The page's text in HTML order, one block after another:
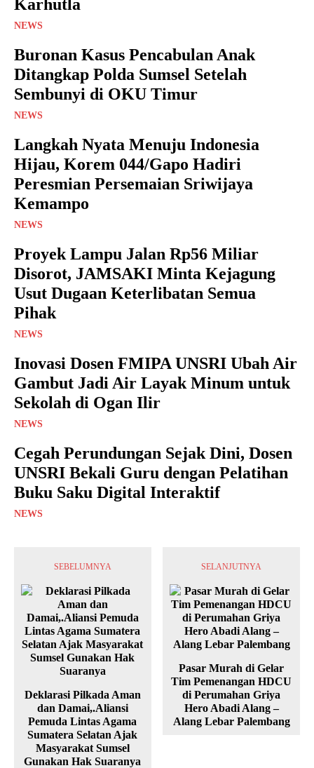
Karhutla
NEWS
Buronan Kasus Pencabulan Anak
Ditangkap Polda Sumsel Setelah
Sembunyi di OKU Timur
NEWS
Langkah Nyata Menuju Indonesia
Hijau, Korem 044/Gapo Hadiri
Peresmian Persemaian Sriwijaya
Kemampo
NEWS
Proyek Lampu Jalan Rp56 Miliar
Disorot, JAMSAKI Minta Kejagung
Usut Dugaan Keterlibatan Semua
Pihak
NEWS
Inovasi Dosen FMIPA UNSRI Ubah Air
Gambut Jadi Air Layak Minum untuk
Sekolah di Ogan Ilir
NEWS
Cegah Perundungan Sejak Dini, Dosen
UNSRI Bekali Guru dengan Pelatihan
Buku Saku Digital Interaktif
NEWS
SEBELUMNYA
Deklarasi Pilkada Aman
dan Damai,.Aliansi
Pemuda Lintas Agama
Sumatera Selatan Ajak
Masyarakat Sumsel
Gunakan Hak Suaranya
SELANJUTNYA
Pasar Murah di Gelar
Tim Pemenangan HDCU
di Perumahan Griya
Hero Abadi Alang –
Alang Lebar Palembang